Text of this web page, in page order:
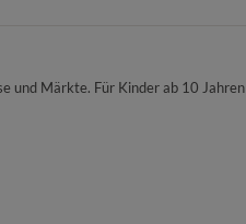
und Märkte. Für Kinder ab 10 Jahren |